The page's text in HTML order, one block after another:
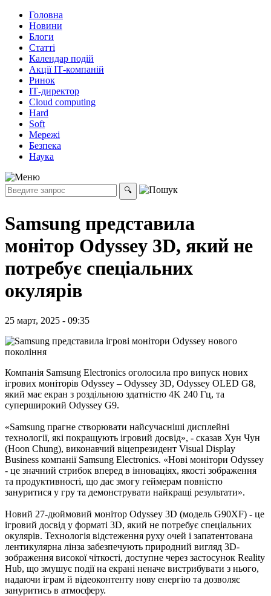
Головна
Новини
Блоги
Статті
Календар подій
Акції ІТ-компаній
Ринок
ІТ-директор
Cloud computing
Hard
Soft
Мережі
Безпека
Наука
Samsung представила
монітор Odyssey 3D, який не
потребує спеціальних
окулярів
25 март, 2025 - 09:35
Компанія Samsung Electronics оголосила про випуск нових
ігрових моніторів Odyssey – Odyssey 3D, Odyssey OLED G8,
який має екран з роздільною здатністю 4K 240 Гц, та
суперширокий Odyssey G9.
«Samsung прагне створювати найсучасніші дисплейні
технології, які покращують ігровий досвід», - сказав Хун Чун
(Hoon Chung), виконавчий віцепрезидент Visual Display
Business компанії Samsung Electronics. «Нові монітори Odyssey
- це значний стрибок вперед в інноваціях, якості зображення
та продуктивності, що дає змогу геймерам повністю
зануритися у гру та демонструвати найкращі результати».
Новий 27-дюймовий монітор Odyssey 3D (модель G90XF) - це
ігровий досвід у форматі 3D, який не потребує спеціальних
окулярів. Технологія відстеження руху очей і запатентована
лентикулярна лінза забезпечують природний вигляд 3D-
зображення високої чіткості, доступне через застосунок Reality
Hub, що змушує події на екрані неначе вистрибувати з нього,
надаючи іграм й відеоконтенту нову енергію та дозволяє
зануритись в атмосферу.